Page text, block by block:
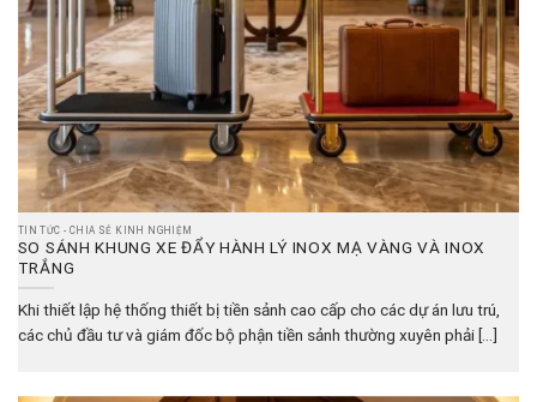
TIN TỨC - CHIA SẺ KINH NGHIỆM
SO SÁNH KHUNG XE ĐẨY HÀNH LÝ INOX MẠ VÀNG VÀ INOX
TRẮNG
Khi thiết lập hệ thống thiết bị tiền sảnh cao cấp cho các dự án lưu trú,
các chủ đầu tư và giám đốc bộ phận tiền sảnh thường xuyên phải [...]